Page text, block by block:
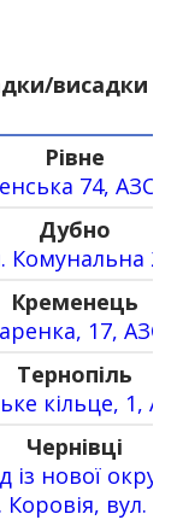
висадки
Рівне
74, АЗС
Дубно
Комунальна
Кременець
17, АЗС
Тернопіль
кільце, 1,
Чернівці
із нової
Коровія, вул.